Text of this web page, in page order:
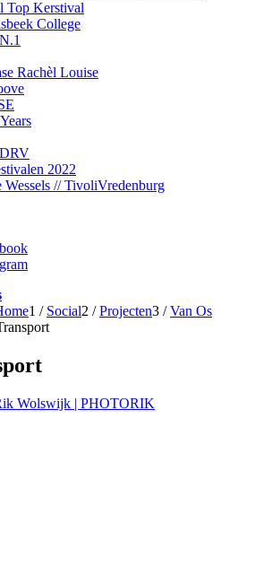
Top Kerstival
College
Rachèl Louise
2022
Wessels // TivoliVredenburg
1 / Social2 / Projecten3 / Van Os
Wolswijk | PHOTORIK